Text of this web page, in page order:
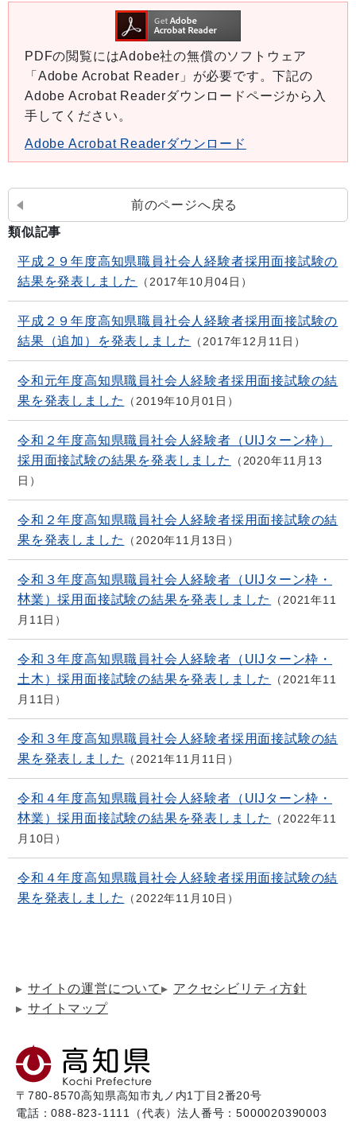
PDFの閲覧にはAdobe社の無償のソフトウェア
「Adobe Acrobat Reader」が必要です。下記の
Adobe Acrobat Readerダウンロードページから入
手してください。
Adobe Acrobat Readerダウンロード
前のページへ戻る
類似記事
平成２９年度高知県職員社会人経験者採用面接試験の
結果を発表しました
2017年10月04日
平成２９年度高知県職員社会人経験者採用面接試験の
結果（追加）を発表しました
2017年12月11日
令和元年度高知県職員社会人経験者採用面接試験の結
果を発表しました
2019年10月01日
令和２年度高知県職員社会人経験者（UIJターン枠）
採用面接試験の結果を発表しました
2020年11月13
日
令和２年度高知県職員社会人経験者採用面接試験の結
果を発表しました
2020年11月13日
令和３年度高知県職員社会人経験者（UIJターン枠・
林業）採用面接試験の結果を発表しました
2021年11
月11日
令和３年度高知県職員社会人経験者（UIJターン枠・
土木）採用面接試験の結果を発表しました
2021年11
月11日
令和３年度高知県職員社会人経験者採用面接試験の結
果を発表しました
2021年11月11日
令和４年度高知県職員社会人経験者（UIJターン枠・
林業）採用面接試験の結果を発表しました
2022年11
月10日
令和４年度高知県職員社会人経験者採用面接試験の結
果を発表しました
2022年11月10日
サイトの運営について
アクセシビリティ方針
サイトマップ
〒780-8570高知県高知市丸ノ内1丁目2番20号
電話：088-823-1111（代表）法人番号：5000020390003